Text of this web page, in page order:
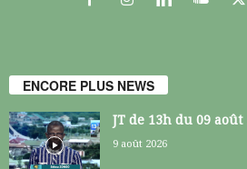
ENCORE PLUS NEWS
JT de 13h du 09 août
9 août 2026